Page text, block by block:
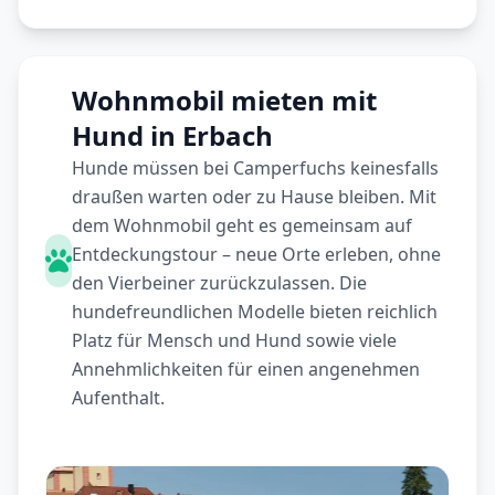
Wohnmobil mieten mit
Hund in Erbach
Hunde müssen bei Camperfuchs keinesfalls
draußen warten oder zu Hause bleiben. Mit
dem Wohnmobil geht es gemeinsam auf
Entdeckungstour – neue Orte erleben, ohne
den Vierbeiner zurückzulassen. Die
hundefreundlichen Modelle bieten reichlich
Platz für Mensch und Hund sowie viele
Annehmlichkeiten für einen angenehmen
Aufenthalt.